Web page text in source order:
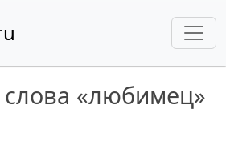
«любимец»